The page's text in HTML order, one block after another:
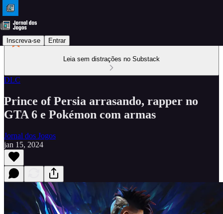
Inscreva-se Entrar
Leia sem distrações no Substack
DLC
Prince of Persia arrasando, rapper no
GTA 6 e Pokémon com armas
Jornal dos Jogos
jan 15, 2024